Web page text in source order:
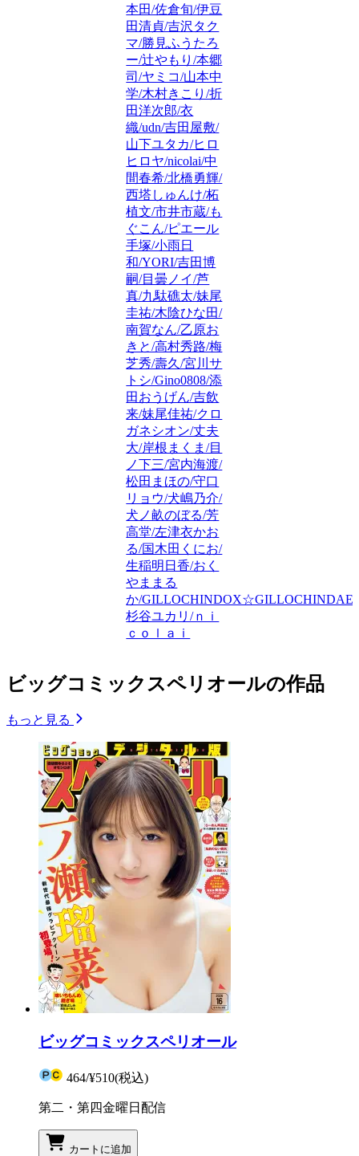
本田/佐倉旬/伊豆
田清貞/吉沢タク
マ/勝見ふうたろ
ー/辻やもり/本郷
司/ヤミコ/山本中
学/木村きこり/折
田洋次郎/衣
織/udn/吉田屋敷/
山下ユタカ/ヒロ
ヒロヤ/nicolai/中
間春希/北橋勇輝/
西塔しゅんけ/柘
植文/市井市蔵/も
ぐこん/ピエール
手塚/小雨日
和/YORI/吉田博
嗣/目曇ノイ/芦
真/九駄礁太/妹尾
圭祐/木陰ひな田/
南賀なん/乙原お
きと/高村秀路/梅
芝秀/壽久/宮川サ
トシ/Gino0808/添
田おうげん/吉飲
来/妹尾佳祐/クロ
ガネシオン/丈夫
大/岸根まくま/目
ノ下三/宮内海渡/
松田まほの/守口
リョウ/犬嶋乃介/
犬ノ畝のぼる/芳
高堂/左津衣かお
る/国木田くにお/
生稲明日香/おく
やままる
か/GILLOCHINDOX☆GILLOCHINDAE/
杉谷ユカリ/ｎｉ
ｃｏｌａｉ
ビッグコミックスペリオールの作品
もっと見る
ビッグコミックスペリオール
464/¥510(税込)
第二・第四金曜日配信
カートに追加